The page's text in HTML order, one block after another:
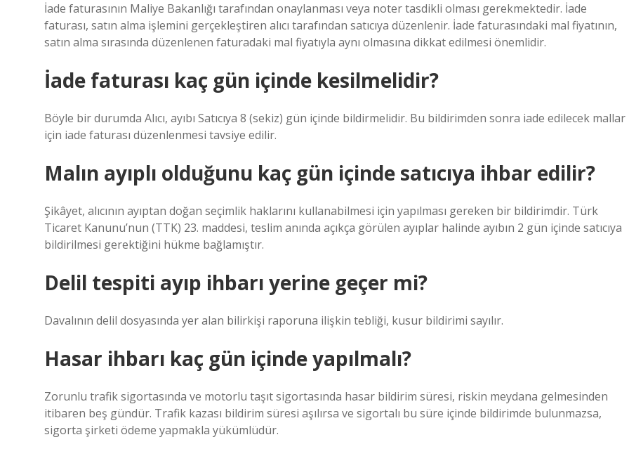
İade faturasının Maliye Bakanlığı tarafından onaylanması veya noter tasdikli olması gerekmektedir. İade
faturası, satın alma işlemini gerçekleştiren alıcı tarafından satıcıya düzenlenir. İade faturasındaki mal fiyatının,
satın alma sırasında düzenlenen faturadaki mal fiyatıyla aynı olmasına dikkat edilmesi önemlidir.
İade faturası kaç gün içinde kesilmelidir?
Böyle bir durumda Alıcı, ayıbı Satıcıya 8 (sekiz) gün içinde bildirmelidir. Bu bildirimden sonra iade edilecek mallar
için iade faturası düzenlenmesi tavsiye edilir.
Malın ayıplı olduğunu kaç gün içinde satıcıya ihbar edilir?
Şikâyet, alıcının ayıptan doğan seçimlik haklarını kullanabilmesi için yapılması gereken bir bildirimdir. Türk
Ticaret Kanunu’nun (TTK) 23. maddesi, teslim anında açıkça görülen ayıplar halinde ayıbın 2 gün içinde satıcıya
bildirilmesi gerektiğini hükme bağlamıştır.
Delil tespiti ayıp ihbarı yerine geçer mi?
Davalının delil dosyasında yer alan bilirkişi raporuna ilişkin tebliği, kusur bildirimi sayılır.
Hasar ihbarı kaç gün içinde yapılmalı?
Zorunlu trafik sigortasında ve motorlu taşıt sigortasında hasar bildirim süresi, riskin meydana gelmesinden
itibaren beş gündür. Trafik kazası bildirim süresi aşılırsa ve sigortalı bu süre içinde bildirimde bulunmazsa,
sigorta şirketi ödeme yapmakla yükümlüdür.